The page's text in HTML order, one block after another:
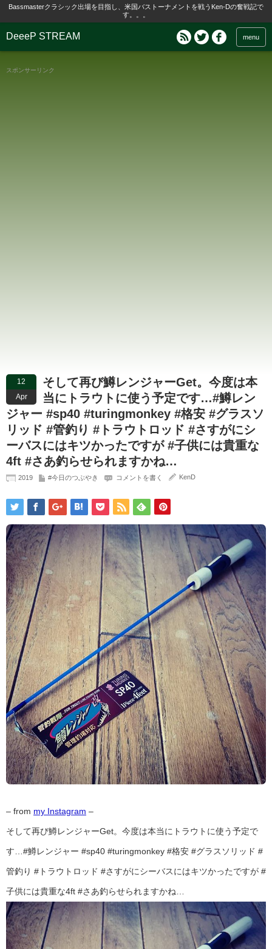
Bassmasterクラシック出場を目指し、米国バストーナメントを戦うKen-Dの奮戦記で
す。。。
DeeeP STREAM menu
スポンサーリンク
12
Apr
そして再び鱒レンジャーGet。今度は本
当にトラウトに使う予定です…#鱒レン
ジャー #sp40 #turingmonkey #格安 #グラスソ
リッド #管釣り #トラウトロッド #さすがにシ
ーバスにはキツかったですが #子供には貴重な
4ft #さあ釣らせられますかね…
2019 #今日のつぶやき コメントを書く KenD
– from my Instagram –
そして再び鱒レンジャーGet。今度は本当にトラウトに使う予定で
す…#鱒レンジャー #sp40 #turingmonkey #格安 #グラスソリッド #
管釣り #トラウトロッド #さすがにシーバスにはキツかったですが #
子供には貴重な4ft #さあ釣らせられますかね…